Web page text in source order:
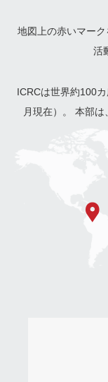
地図上の赤いマー
活
ICRCは世界約100
月現在）。
本部は